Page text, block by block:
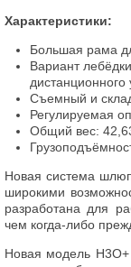
Характеристики:
Большая рама
Вариант
Съемный и
Регулируемая
Общий вес:
Новая система
широкими
разработана для
чем когда-либо
Новая модель